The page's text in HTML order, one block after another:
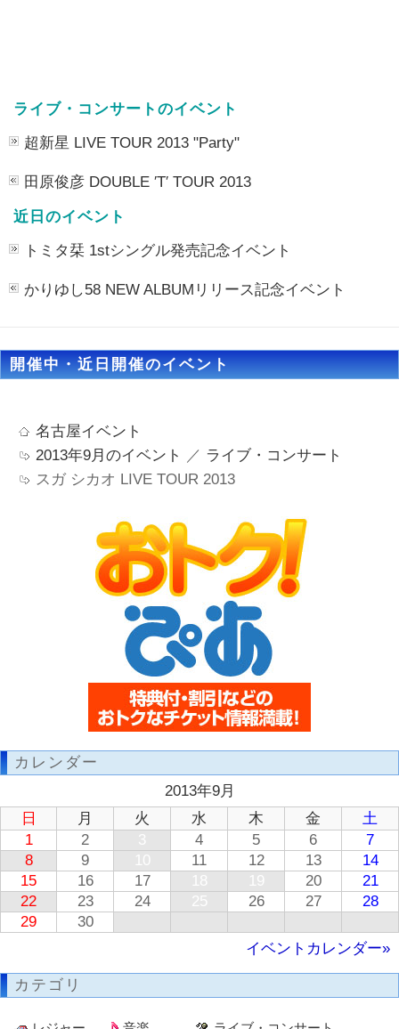
ライブ・コンサートのイベント
超新星 LIVE TOUR 2013 "Party"
田原俊彦 DOUBLE ′T′ TOUR 2013
近日のイベント
トミタ栞 1stシングル発売記念イベント
かりゆし58 NEW ALBUMリリース記念イベント
開催中・近日開催のイベント
名古屋イベント
2013年9月のイベント
／ ライブ・コンサート
スガ シカオ LIVE TOUR 2013
カレンダー
2013年9月
日
月 火 水 木 金
土
1
2 3 4 5 6
7
8
9 10 11 12 13
14
15
16 17 18 19 20
21
22
23 24 25 26 27
28
29
30
イベントカレンダー»
カテゴリ